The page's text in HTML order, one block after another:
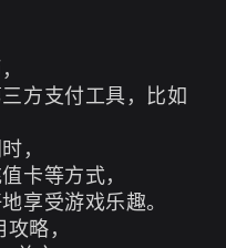
方支付工具，比如
，
卡等方式，
享受游戏乐趣。
略，